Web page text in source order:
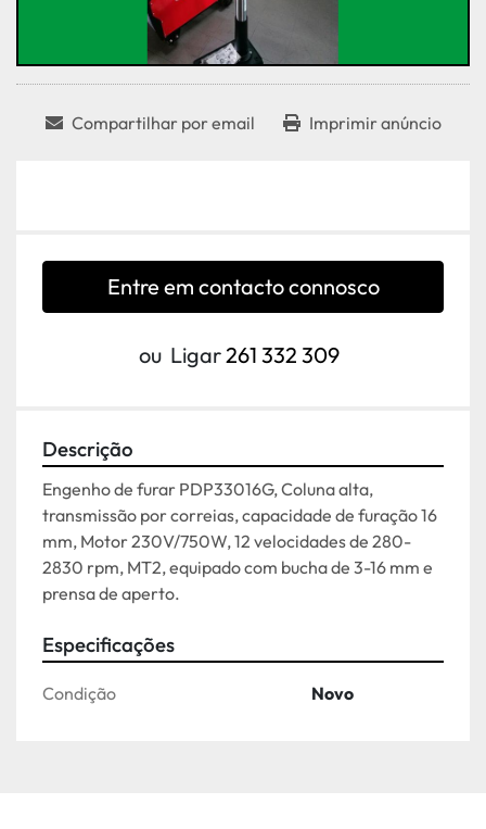
Compartilhar por email Imprimir anúncio
Entre em contacto connosco
ou Ligar261 332 309
Descrição
Engenho de furar PDP33016G, Coluna alta,
transmissão por correias, capacidade de furação 16
mm, Motor 230V/750W, 12 velocidades de 280-
2830 rpm, MT2, equipado com bucha de 3-16 mm e
prensa de aperto.
Especificações
Condição Novo